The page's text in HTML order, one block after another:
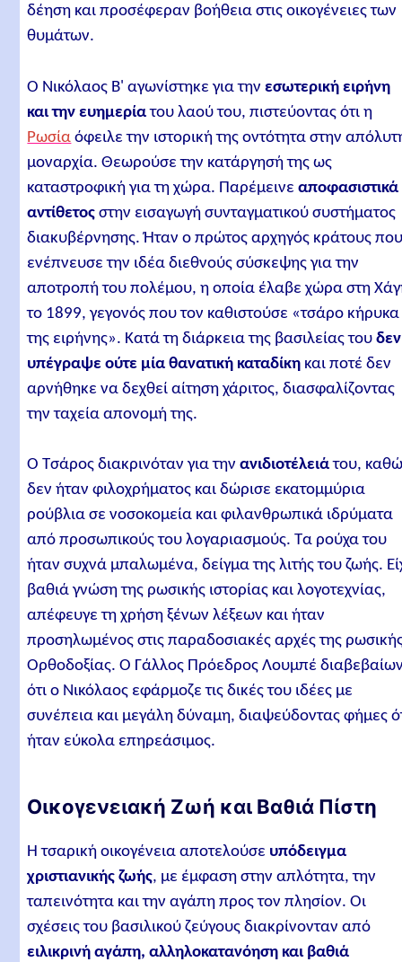
δέηση και προσέφεραν βοήθεια στις οικογένειες των
θυμάτων.
Ο Νικόλαος Β' αγωνίστηκε για τηνεσωτερική ειρήνη
και την ευημερίατου λαού του, πιστεύοντας ότι η
Ρωσία όφειλε την ιστορική της οντότητα στην
μοναρχία. Θεωρούσε την κατάργησή της ως
καταστροφική για τη χώρα. Παρέμεινεαποφασιστικά
αντίθετος στην εισαγωγή συνταγματικού συστήματος
διακυβέρνησης. Ήταν ο πρώτος αρχηγός κράτους
ενέπνευσε την ιδέα διεθνούς σύσκεψης για την
αποτροπή του πολέμου, η οποία έλαβε χώρα στη
το 1899, γεγονός που τον καθιστούσε «τσάρο κήρυκα
της ειρήνης». Κατά τη διάρκεια της βασιλείας τουδεν
υπέγραψε ούτε μία θανατική καταδίκη και ποτέ δεν
αρνήθηκε να δεχθεί αίτηση χάριτος, διασφαλίζοντας
την ταχεία απονομή της.
Ο Τσάρος διακρινόταν για τηνανιδιοτέλειάτου,
δεν ήταν φιλοχρήματος και δώρισε εκατομμύρια
ρούβλια σε νοσοκομεία και φιλανθρωπικά ιδρύματα
από προσωπικούς του λογαριασμούς. Τα ρούχα του
ήταν συχνά μπαλωμένα, δείγμα της λιτής του ζωής.
βαθιά γνώση της ρωσικής ιστορίας και λογοτεχνίας,
απέφευγε τη χρήση ξένων λέξεων και ήταν
προσηλωμένος στις παραδοσιακές αρχές της
Ορθοδοξίας. Ο Γάλλος Πρόεδρος Λουμπέ
ότι ο Νικόλαος εφάρμοζε τις δικές του ιδέες με
συνέπεια και μεγάλη δύναμη, διαψεύδοντας φήμες
ήταν εύκολα επηρεάσιμος.
Οικογενειακή Ζωή και Βαθιά Πίστη
Η τσαρική οικογένεια αποτελούσε υπόδειγμα
χριστιανικής ζωής, με έμφαση στην απλότητα, την
ταπεινότητα και την αγάπη προς τον πλησίον. Οι
σχέσεις του βασιλικού ζεύγους διακρίνονταν από
ειλικρινή αγάπη, αλληλοκατανόηση και βαθιά